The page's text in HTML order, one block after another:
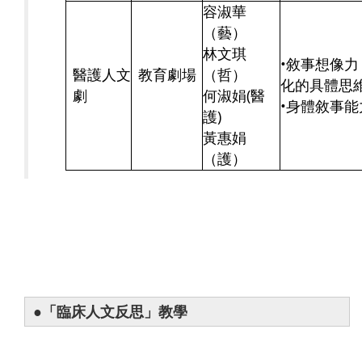
醫護人文
劇
教育劇場
容淑華
（藝）
林文琪
（哲）
何淑娟(醫
護)
黃惠娟
（護）
•敘事想像
化的具體思
•身體敘事
●「臨床人文反思」教學